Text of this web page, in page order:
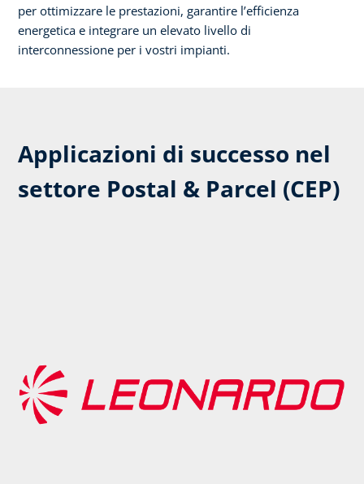
per ottimizzare le prestazioni, garantire l’efficienza
energetica e integrare un elevato livello di
interconnessione per i vostri impianti.
Applicazioni di successo nel
settore Postal & Parcel (CEP)